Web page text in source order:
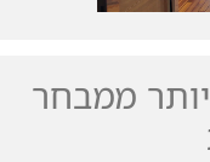
ממבחר